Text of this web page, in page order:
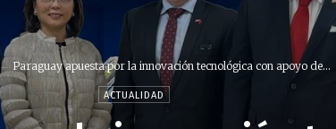
Paraguay apuesta por la innovación tecnológica con apoyo de...
ACTUALIDAD